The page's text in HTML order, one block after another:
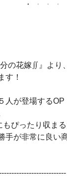
の花嫁∬』より
す！
人が登場する
ぴったり収ま
手が非常に良い